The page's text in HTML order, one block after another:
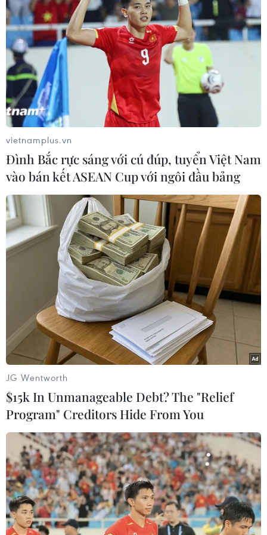
TIN LIÊN QUAN
Liên minh châu Âu chưa có kế hoạch cấm
nhập khẩu LNG của Nga
08/09/2023 10:22
Chính phủ Tây Ban Nha đã xem xét về việc ngăn chặn
nhập khẩu LNG của Nga nhưng không có cơ sở pháp
lý nào để ban hành một lệnh cấm mà không có quan
điểm nhất trí của EU.
vietnamplus.vn
Đình Bắc rực sáng với cú đúp, tuyển Việt Nam
vào bán kết ASEAN Cup với ngôi đầu bảng
JG Wentworth
$15k In Unmanageable Debt? The "Relief
Program" Creditors Hide From You